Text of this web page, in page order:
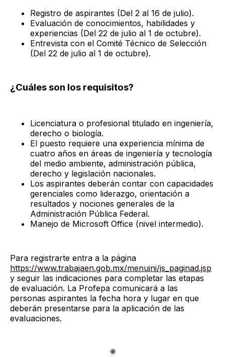
Registro de aspirantes (Del 2 al 16 de julio).
Evaluación de conocimientos, habilidades y
experiencias (Del 22 de julio al 1 de octubre).
Entrevista con el Comité Técnico de Selección
(Del 22 de julio al 1 de octubre).
¿Cuáles son los requisitos?
Licenciatura o profesional titulado en ingeniería,
derecho o biología.
El puesto requiere una experiencia mínima de
cuatro años en áreas de ingeniería y tecnología
del medio ambiente, administración pública,
derecho y legislación nacionales.
Los aspirantes deberán contar con capacidades
gerenciales como liderazgo, orientación a
resultados y nociones generales de la
Administración Pública Federal.
Manejo de Microsoft Office (nivel intermedio).
Para registrarte entra a la página
https://www.trabajaen.gob.mx/menuini/js_paginad.jsp
y seguir las indicaciones para completar las etapas
de evaluación. La Profepa comunicará a las
personas aspirantes la fecha hora y lugar en que
deberán presentarse para la aplicación de las
evaluaciones.